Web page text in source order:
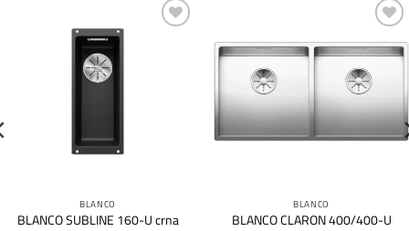
BLANCO
BLANCO SUBLINE 160-U crna
Dodaj
na
BLANCO
BLANCO CLARON 400/400-U